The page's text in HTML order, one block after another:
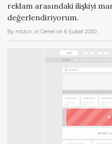
reklam arasındaki ilişkiyi
değerlendiriyorum.
By mtzcn, in Genel on 6 Şubat 2020 .